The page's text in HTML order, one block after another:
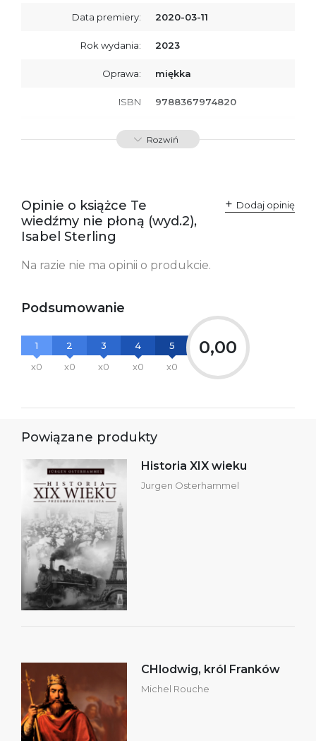
Data premiery: 2020-03-11
Rok wydania: 2023
Oprawa: miękka
ISBN 9788367974820
SKU: K800600
kontakt@wydajenamsie.pl
+48 61 623 38 38
informacje dotyczące
Rozwiń
Opinie o książce Te
wiedźmy nie płoną (wyd.2),
Isabel Sterling
Dodaj opinię
Na razie nie ma opinii o produkcie.
Podsumowanie
1
x0
2
x0
3
x0
4
x0
5
x0
0,00
Powiązane produkty
Historia XIX wieku
Jurgen Osterhammel
CHlodwig, król Franków
Michel Rouche